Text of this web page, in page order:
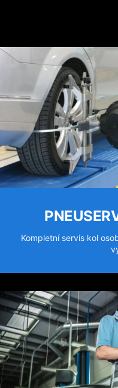
Kompletní servis kol